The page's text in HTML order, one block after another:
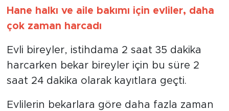
Hane halkı ve aile bakımı için evliler, daha
çok zaman harcadı
Evli bireyler, istihdama 2 saat 35 dakika
harcarken bekar bireyler için bu süre 2
saat 24 dakika olarak kayıtlara geçti.
Evlilerin bekarlara göre daha fazla zaman